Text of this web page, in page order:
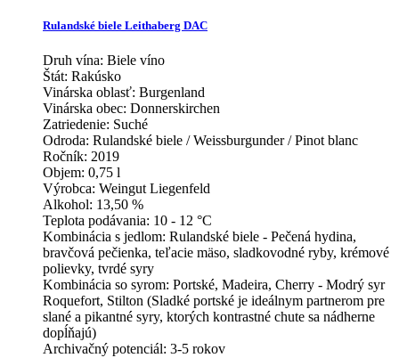
Rulandské biele Leithaberg DAC
Druh vína: Biele víno
Štát: Rakúsko
Vinárska oblasť: Burgenland
Vinárska obec: Donnerskirchen
Zatriedenie: Suché
Odroda: Rulandské biele / Weissburgunder / Pinot blanc
Ročník: 2019
Objem: 0,75 l
Výrobca: Weingut Liegenfeld
Alkohol: 13,50 %
Teplota podávania: 10 - 12 °C
Kombinácia s jedlom: Rulandské biele - Pečená hydina,
bravčová pečienka, teľacie mäso, sladkovodné ryby, krémové
polievky, tvrdé syry
Kombinácia so syrom: Portské, Madeira, Cherry - Modrý syr
Roquefort, Stilton (Sladké portské je ideálnym partnerom pre
slané a pikantné syry, ktorých kontrastné chute sa nádherne
dopĺňajú)
Archivačný potenciál: 3-5 rokov